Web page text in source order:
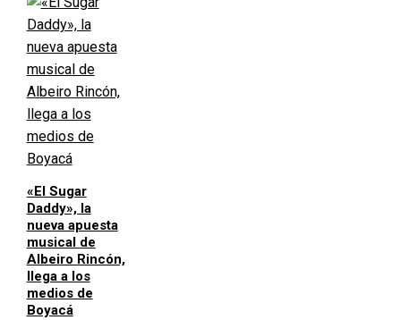
«El Sugar
Daddy», la
nueva apuesta
musical de
Albeiro Rincón,
llega a los
medios de
Boyacá